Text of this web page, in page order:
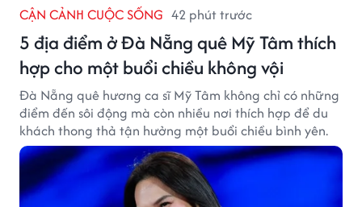
CẬN CẢNH CUỘC SỐNG 42 phút trước
5 địa điểm ở Đà Nẵng quê Mỹ Tâm thích
hợp cho một buổi chiều không vội
Đà Nẵng quê hương ca sĩ Mỹ Tâm không chỉ có những
điểm đến sôi động mà còn nhiều nơi thích hợp để du
khách thong thả tận hưởng một buổi chiều bình yên.